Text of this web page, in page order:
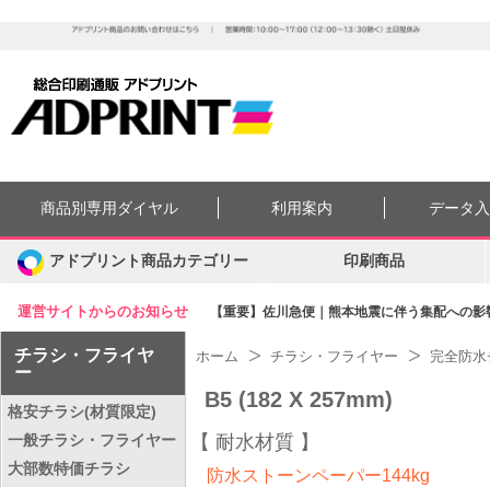
運営サイトからのお知らせ 【重要】佐川急便｜熊本地震に伴う集配への
商品別専用ダイヤル 利用案内 データ
アドプリント商品カテゴリー 印刷商品
チラシ・フライヤ
ー
格安チラシ(材質限定)
一般チラシ・フライヤー
大部数特価チラシ
ホーム チラシ・フライヤー 完全防
B5 (182 X 257mm)
耐水材質
防水ストーンペーパー144kg